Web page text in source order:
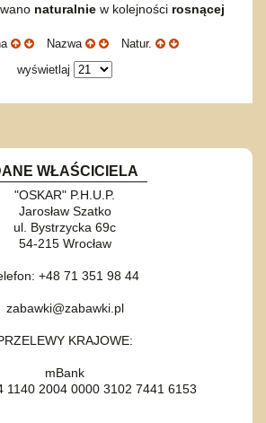
naturalniew kolejności rosnącej
Nazwa
Natur.
wyświetlaj
WŁAŚCICIELA
"OSKAR" P.H.U.P.
Jarosław Szatko
ul. Bystrzycka 69c
54-215 Wrocław
+48 71 351 98 44
zabawki@zabawki.pl
KRAJOWE:
mBank
1140 2004 0000 3102 7441 6153